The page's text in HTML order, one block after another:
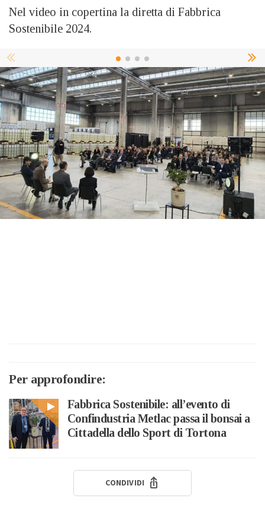
Nel video in copertina la diretta di Fabbrica
Sostenibile 2024.
Per approfondire:
Fabbrica Sostenibile: all’evento di
Confindustria Metlac passa il bonsai a
Cittadella dello Sport di Tortona
CONDIVIDI